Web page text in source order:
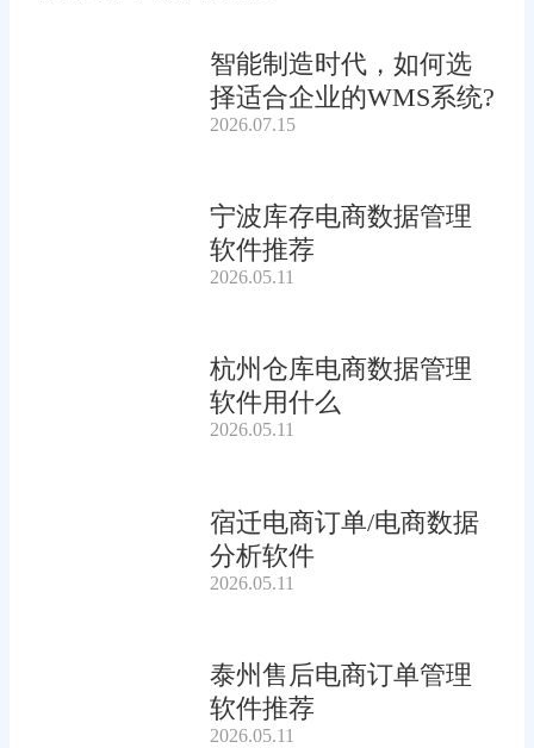
智能制造时代，如何选
择适合企业的WMS系统?
2026.07.15
宁波库存电商数据管理
软件推荐
2026.05.11
杭州仓库电商数据管理
软件用什么
2026.05.11
宿迁电商订单/电商数据
分析软件
2026.05.11
泰州售后电商订单管理
软件推荐
2026.05.11